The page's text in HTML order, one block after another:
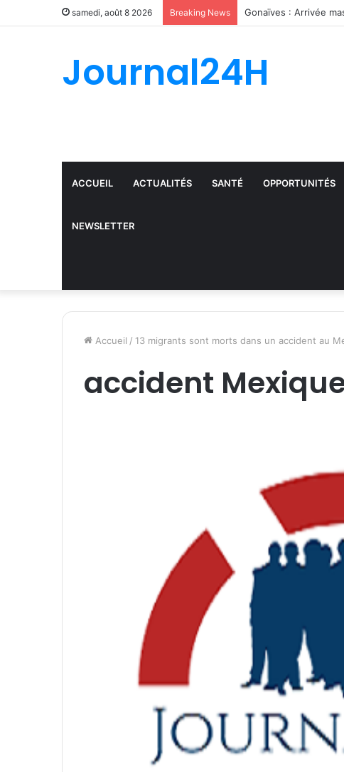
samedi, août 8 2026 Breaking News
Journal24H
ACCUEIL ACTUALITÉS SANTÉ OPPORTUNITÉS
NEWSLETTER
Accueil / 13 migrants sont morts dans un accident au
accident